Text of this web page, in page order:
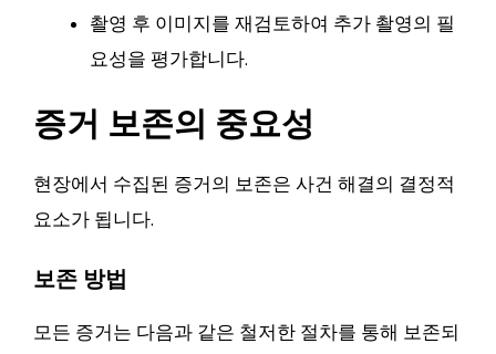
촬영 후 이미지를 재검토하여 추가 촬영의 필
요성을 평가합니다.
증거 보존의 중요성
현장에서 수집된 증거의 보존은 사건 해결의 결정적
요소가 됩니다.
보존 방법
모든 증거는 다음과 같은 철저한 절차를 통해 보존되